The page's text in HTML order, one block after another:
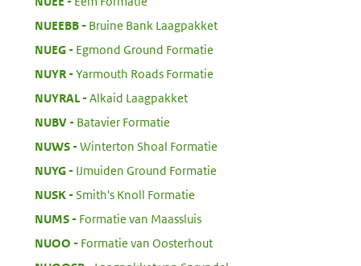
NUEEBB:
Bruine Bank Laagpakket
NUEG:
Egmond Ground Formatie
NUYR:
Yarmouth Roads Formatie
NUYRAL
Alkaid Laagpakket
NUBV:
Batavier Formatie
NUWS:
Winterton Shoal Formatie
NUYG:
IJmuiden Ground Formatie
NUSK:
Smith's Knoll Formatie
NUMS:
Formatie van Maassluis
NUOO
Formatie van Oosterhout